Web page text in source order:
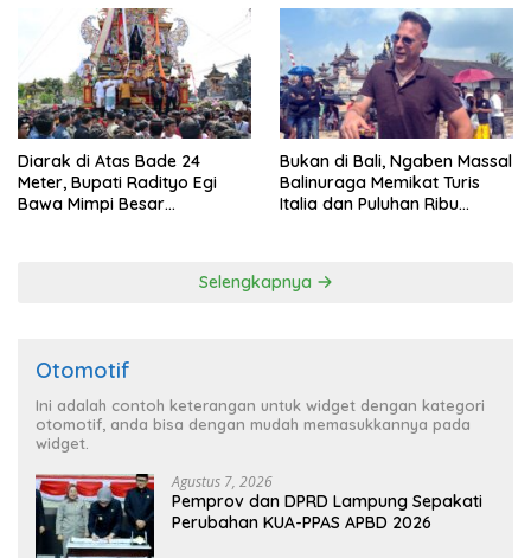
Diarak di Atas Bade 24
Meter, Bupati Radityo Egi
Bawa Mimpi Besar
Bukan di Bali, Ngaben Massal
Balinuraga Memikat Turis
Italia dan Puluhan Ribu
Selengkapnya
Otomotif
Ini adalah contoh keterangan untuk widget dengan kategori
otomotif, anda bisa dengan mudah memasukkannya pada
widget.
Agustus 7, 2026
Pemprov dan DPRD Lampung Sepakati
Perubahan KUA-PPAS APBD 2026